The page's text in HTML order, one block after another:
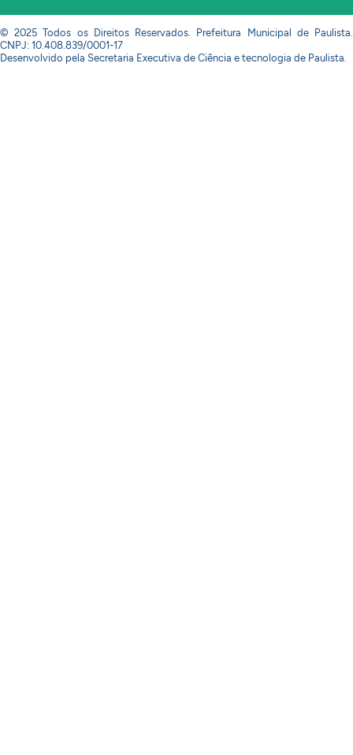
© 2025 Todos os Direitos Reservados. Prefeitura Municipal de Paulista.
CNPJ: 10.408.839/0001-17
Desenvolvido pela Secretaria Executiva de Ciência e tecnologia de Paulista.